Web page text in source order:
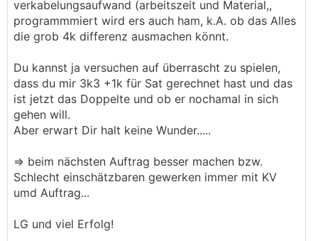
verkabelungsaufwand (arbeitszeit und Material,,
programmmiert wird ers auch ham, k.A. ob das Alles
die grob 4k differenz ausmachen könnt.
Du kannst ja versuchen auf überrascht zu spielen,
dass du mir 3k3 +1k für Sat gerechnet hast und das
ist jetzt das Doppelte und ob er nochamal in sich
gehen will.
Aber erwart Dir halt keine Wunder.....
=> beim nächsten Auftrag besser machen bzw.
Schlecht einschätzbaren gewerken immer mit KV
umd Auftrag...
LG und viel Erfolg!